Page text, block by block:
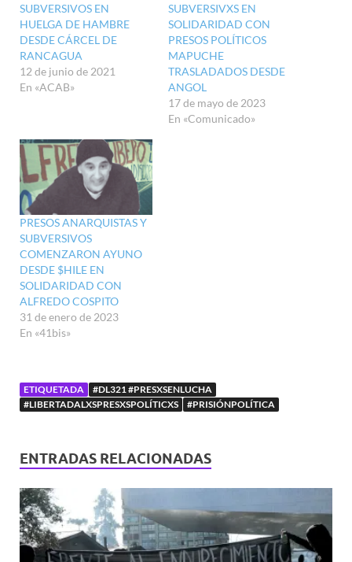
SUBVERSIVOS EN
HUELGA DE HAMBRE
DESDE CÁRCEL DE
RANCAGUA
12 de junio de 2021
En «ACAB»
SUBVERSIVXS EN
SOLIDARIDAD CON
PRESOS POLÍTICOS
MAPUCHE
TRASLADADOS DESDE
ANGOL
17 de mayo de 2023
En «Comunicado»
PRESOS ANARQUISTAS Y
SUBVERSIVOS
COMENZARON AYUNO
DESDE $HILE EN
SOLIDARIDAD CON
ALFREDO COSPITO
31 de enero de 2023
En «41bis»
ETIQUETADA
#DL321 #PRESXSENLUCHA
#LIBERTADALXSPRESXSPOLÍTICXS
#PRISIÓNPOLÍTICA
ENTRADAS RELACIONADAS